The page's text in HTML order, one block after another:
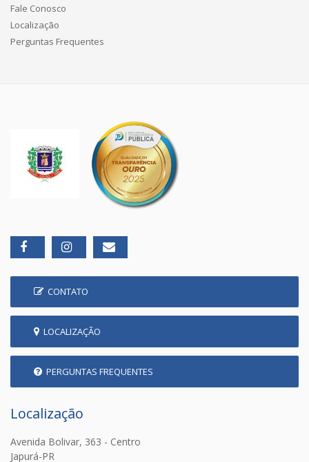
Fale Conosco
Localização
Perguntas Frequentes
CONTATO
LOCALIZAÇÃO
PERGUNTAS FREQUENTES
Localização
Avenida Bolivar, 363 - Centro
Japurá-PR